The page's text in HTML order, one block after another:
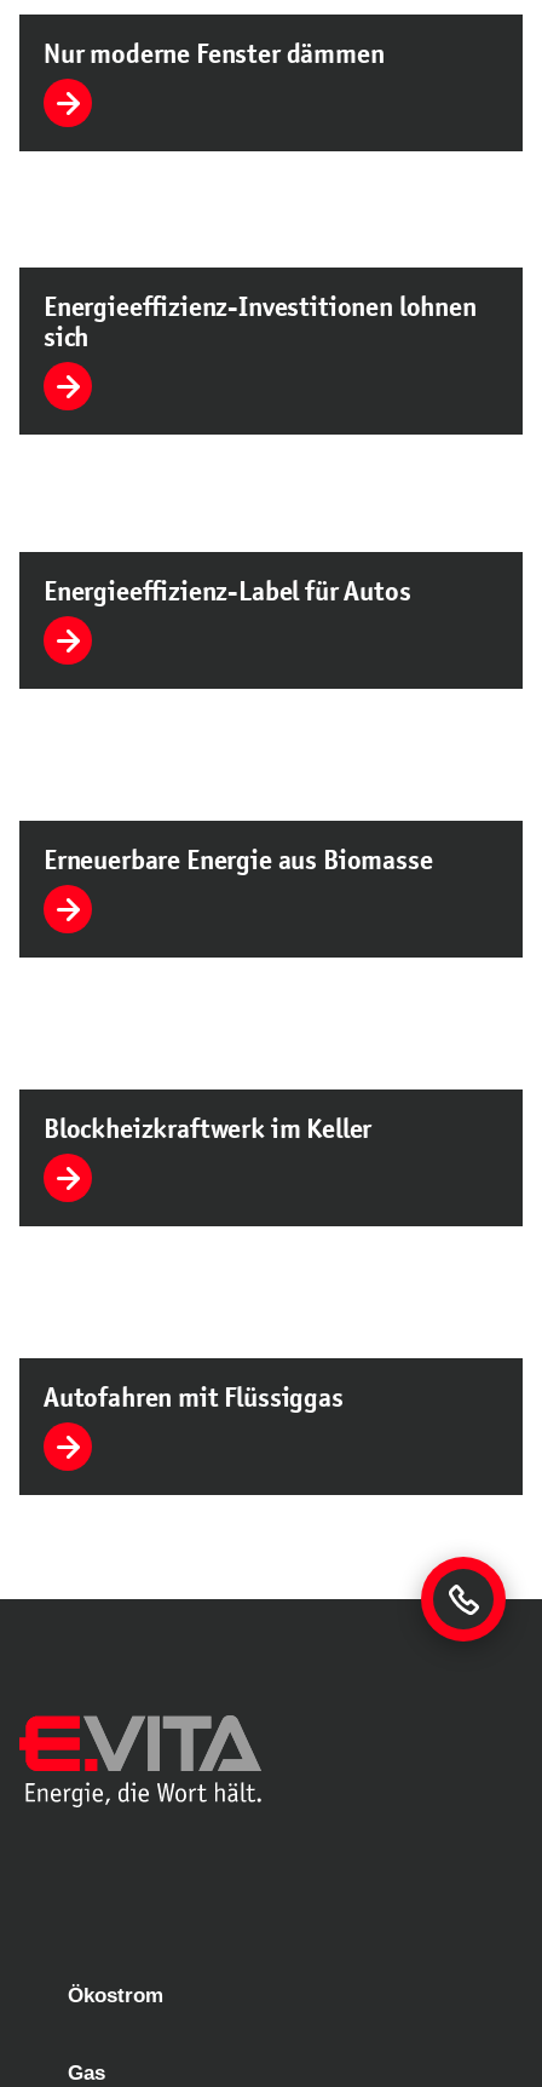
Nur moderne Fenster dämmen
Energieeffizienz-Investitionen lohnen
sich
Energieeffizienz-Label für Autos
Erneuerbare Energie aus Biomasse
Blockheizkraftwerk im Keller
Autofahren mit Flüssiggas
Ökostrom
Gas